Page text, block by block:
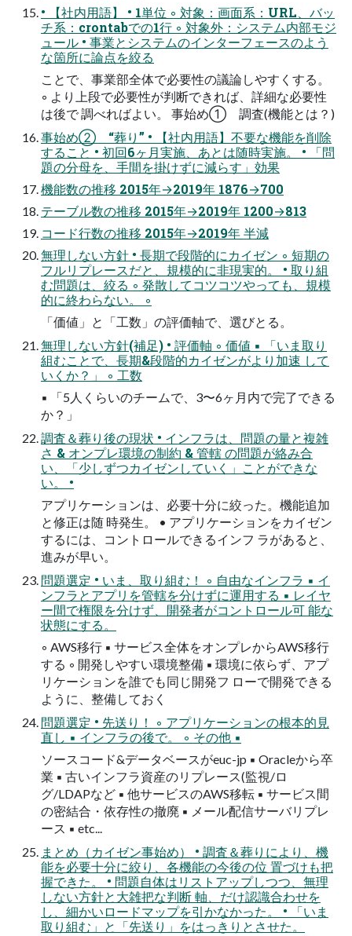
• 【社内用語】 • 1単位 ◦ 対象：画面系：URL、バッ
チ系：crontabでの1行 ◦ 対象外：システム内部モジ
ュール • 事業とシステムのインターフェースのよう
な箇所に論点を絞る
ことで、事業部全体で必要性の議論しやすくする。
◦ より上段で必要性が判断できれば、詳細な必要性
は後で 調べればよい。 事始め① 調査(機能とは？)
事始め② “葬り” • 【社内用語】不要な機能を削除
すること • 初回6ヶ月実施、あとは随時実施。 • 「問
題の分母を、手間を掛けずに減らす」効果
機能数の推移 2015年→2019年 1876→700
テーブル数の推移 2015年→2019年 1200→813
コード行数の推移 2015年→2019年 半減
無理しない方針 • 長期で段階的にカイゼン ◦ 短期の
フルリプレースだと、規模的に非現実的。 • 取り組
む問題は、絞る ◦ 発散してコツコツやっても、規模
的に終わらない。 ◦
「価値」と「工数」の評価軸で、選びとる。
無理しない方針(補足) • 評価軸 ◦ 価値 ▪ 「いま取り
組むことで、長期&段階的カイゼンがより加速 して
いくか？」 ◦ 工数
▪ 「5人くらいのチームで、3〜6ヶ月内で完了できる
か？」
調査＆葬り後の現状 • インフラは、問題の量と複雑
さ & オンプレ環境の制約 & 管轄 の問題が絡み合
い、「少しずつカイゼンしていく」ことができな
い。 •
アプリケーションは、必要十分に絞った。機能追加
と修正は随 時発生。 • アプリケーションをカイゼン
するには、コントロールできるインフ ラがあると、
進みが早い。
問題選定 • いま、取り組む！ ◦ 自由なインフラ ▪ イ
ンフラとアプリを管轄を分けずに運用する ▪ レイヤ
ー間で権限を分けず、開発者がコントロール可 能な
状態にする。
◦ AWS移行 ▪ サービス全体をオンプレからAWS移行
する ◦ 開発しやすい環境整備 ▪ 環境に依らず、アプ
リケーションを誰でも同じ開発フ ローで開発できる
ように、整備しておく
問題選定 • 先送り！ ◦ アプリケーションの根本的見
直し ▪ インフラの後で。 ◦ その他 ▪
ソースコード&データベースがeuc-jp ▪ Oracleから卒
業 ▪ 古いインフラ資産のリプレース(監視/ロ
グ/LDAPなど ▪ 他サービスのAWS移転 ▪ サービス間
の密結合・依存性の撤廃 ▪ メール配信サーバリプレ
ース ▪ etc...
まとめ（カイゼン事始め） • 調査＆葬りにより、機
能を必要十分に絞り、各機能の今後の位 置づけも把
握できた。 • 問題自体はリストアップしつつ、無理
しない方針と大雑把な判断 軸、だけ認識合わせを
し、細かいロードマップを引かなかった。 • 「いま
取り組む」と「先送り」をはっきりとさせた。